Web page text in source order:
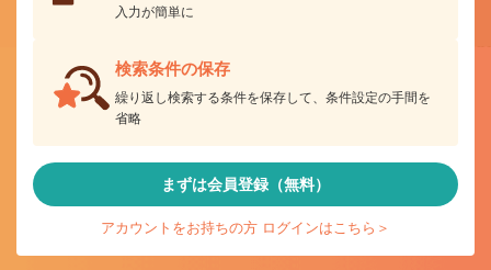
入力が簡単に
検索条件の保存
繰り返し検索する条件を保存して、条件設定の手間を
省略
まずは会員登録（無料）
アカウントをお持ちの方 ログインはこちら＞